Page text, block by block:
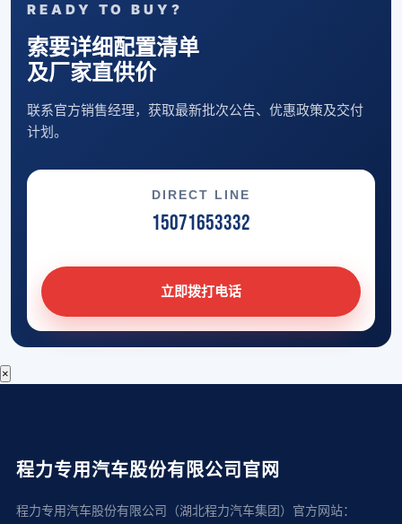
READY TO BUY?
索要详细配置清单
及厂家直供价
联系官方销售经理，获取最新批次公告、优惠政策及交付
计划。
DIRECT LINE
15071653332
立即拨打电话
×
程力专用汽车股份有限公司官网
程力专用汽车股份有限公司（湖北程力汽车集团）官方网站：